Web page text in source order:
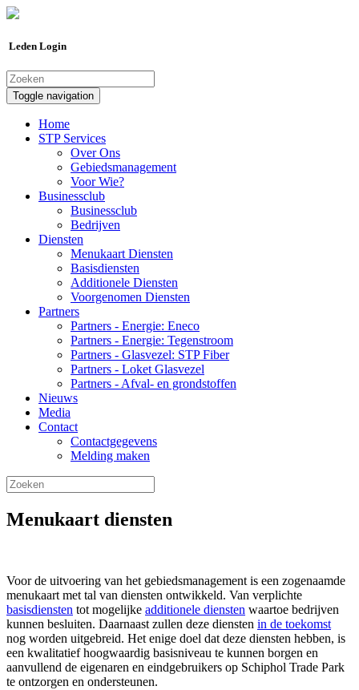
Leden Login
Toggle navigation
Home
STP Services
Over Ons
Gebiedsmanagement
Voor Wie?
Businessclub
Businessclub
Bedrijven
Diensten
Menukaart Diensten
Basisdiensten
Additionele Diensten
Voorgenomen Diensten
Partners
Partners - Energie: Eneco
Partners - Energie: Tegenstroom
Partners - Glasvezel: STP Fiber
Partners - Loket Glasvezel
Partners - Afval- en grondstoffen
Nieuws
Media
Contact
Contactgegevens
Melding maken
Menukaart diensten
Voor de uitvoering van het gebiedsmanagement is een zogenaamde
menukaart met tal van diensten ontwikkeld. Van verplichte
basisdiensten tot mogelijke additionele diensten waartoe bedrijven
kunnen besluiten. Daarnaast zullen deze diensten in de toekomst
nog worden uitgebreid. Het enige doel dat deze diensten hebben, is
een kwalitatief hoogwaardig basisniveau te kunnen borgen en
aanvullend de eigenaren en eindgebruikers op Schiphol Trade Park
te ontzorgen en ondersteunen.